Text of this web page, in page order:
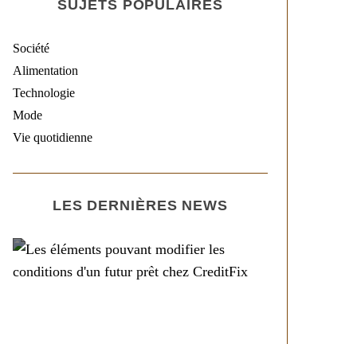
SUJETS POPULAIRES
Société
Alimentation
Technologie
Mode
Vie quotidienne
LES DERNIÈRES NEWS
Société